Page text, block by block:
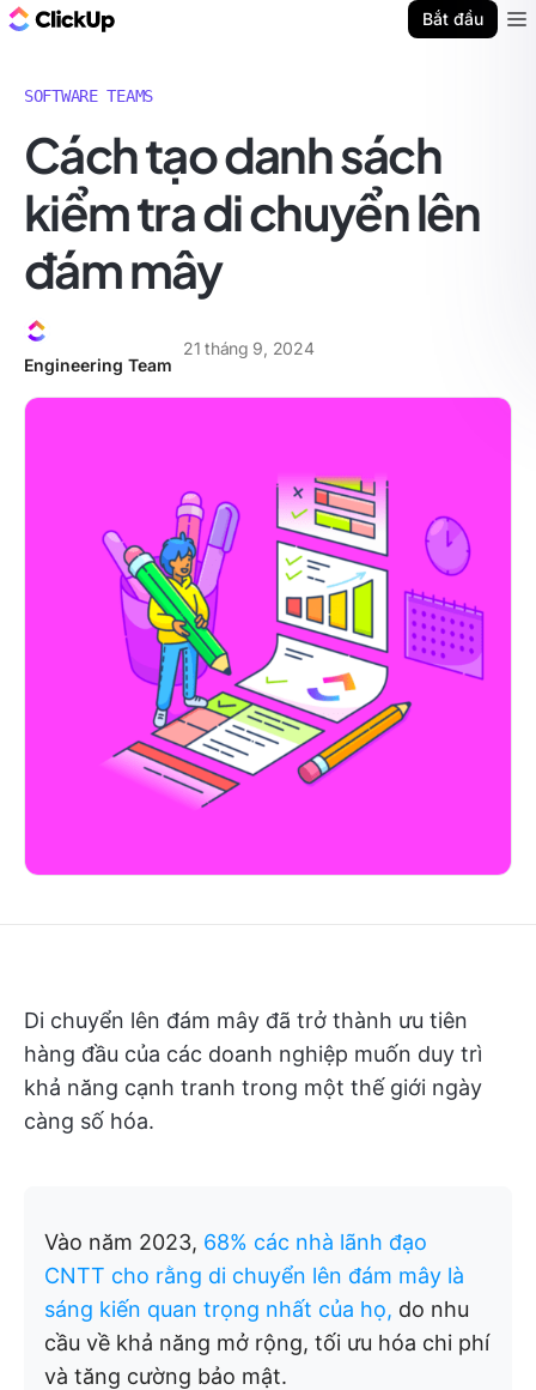
Bắt đầu
SOFTWARE TEAMS
Cách tạo danh sách
kiểm tra di chuyển lên
đám mây
Engineering Team
21 tháng 9, 2024
Di chuyển lên đám mây đã trở thành ưu tiên
hàng đầu của các doanh nghiệp muốn duy trì
khả năng cạnh tranh trong một thế giới ngày
càng số hóa.
Vào năm 2023, 68% các nhà lãnh đạo
CNTT cho rằng di chuyển lên đám mây là
sáng kiến quan trọng nhất của họ, do nhu
cầu về khả năng mở rộng, tối ưu hóa chi phí
và tăng cường bảo mật.